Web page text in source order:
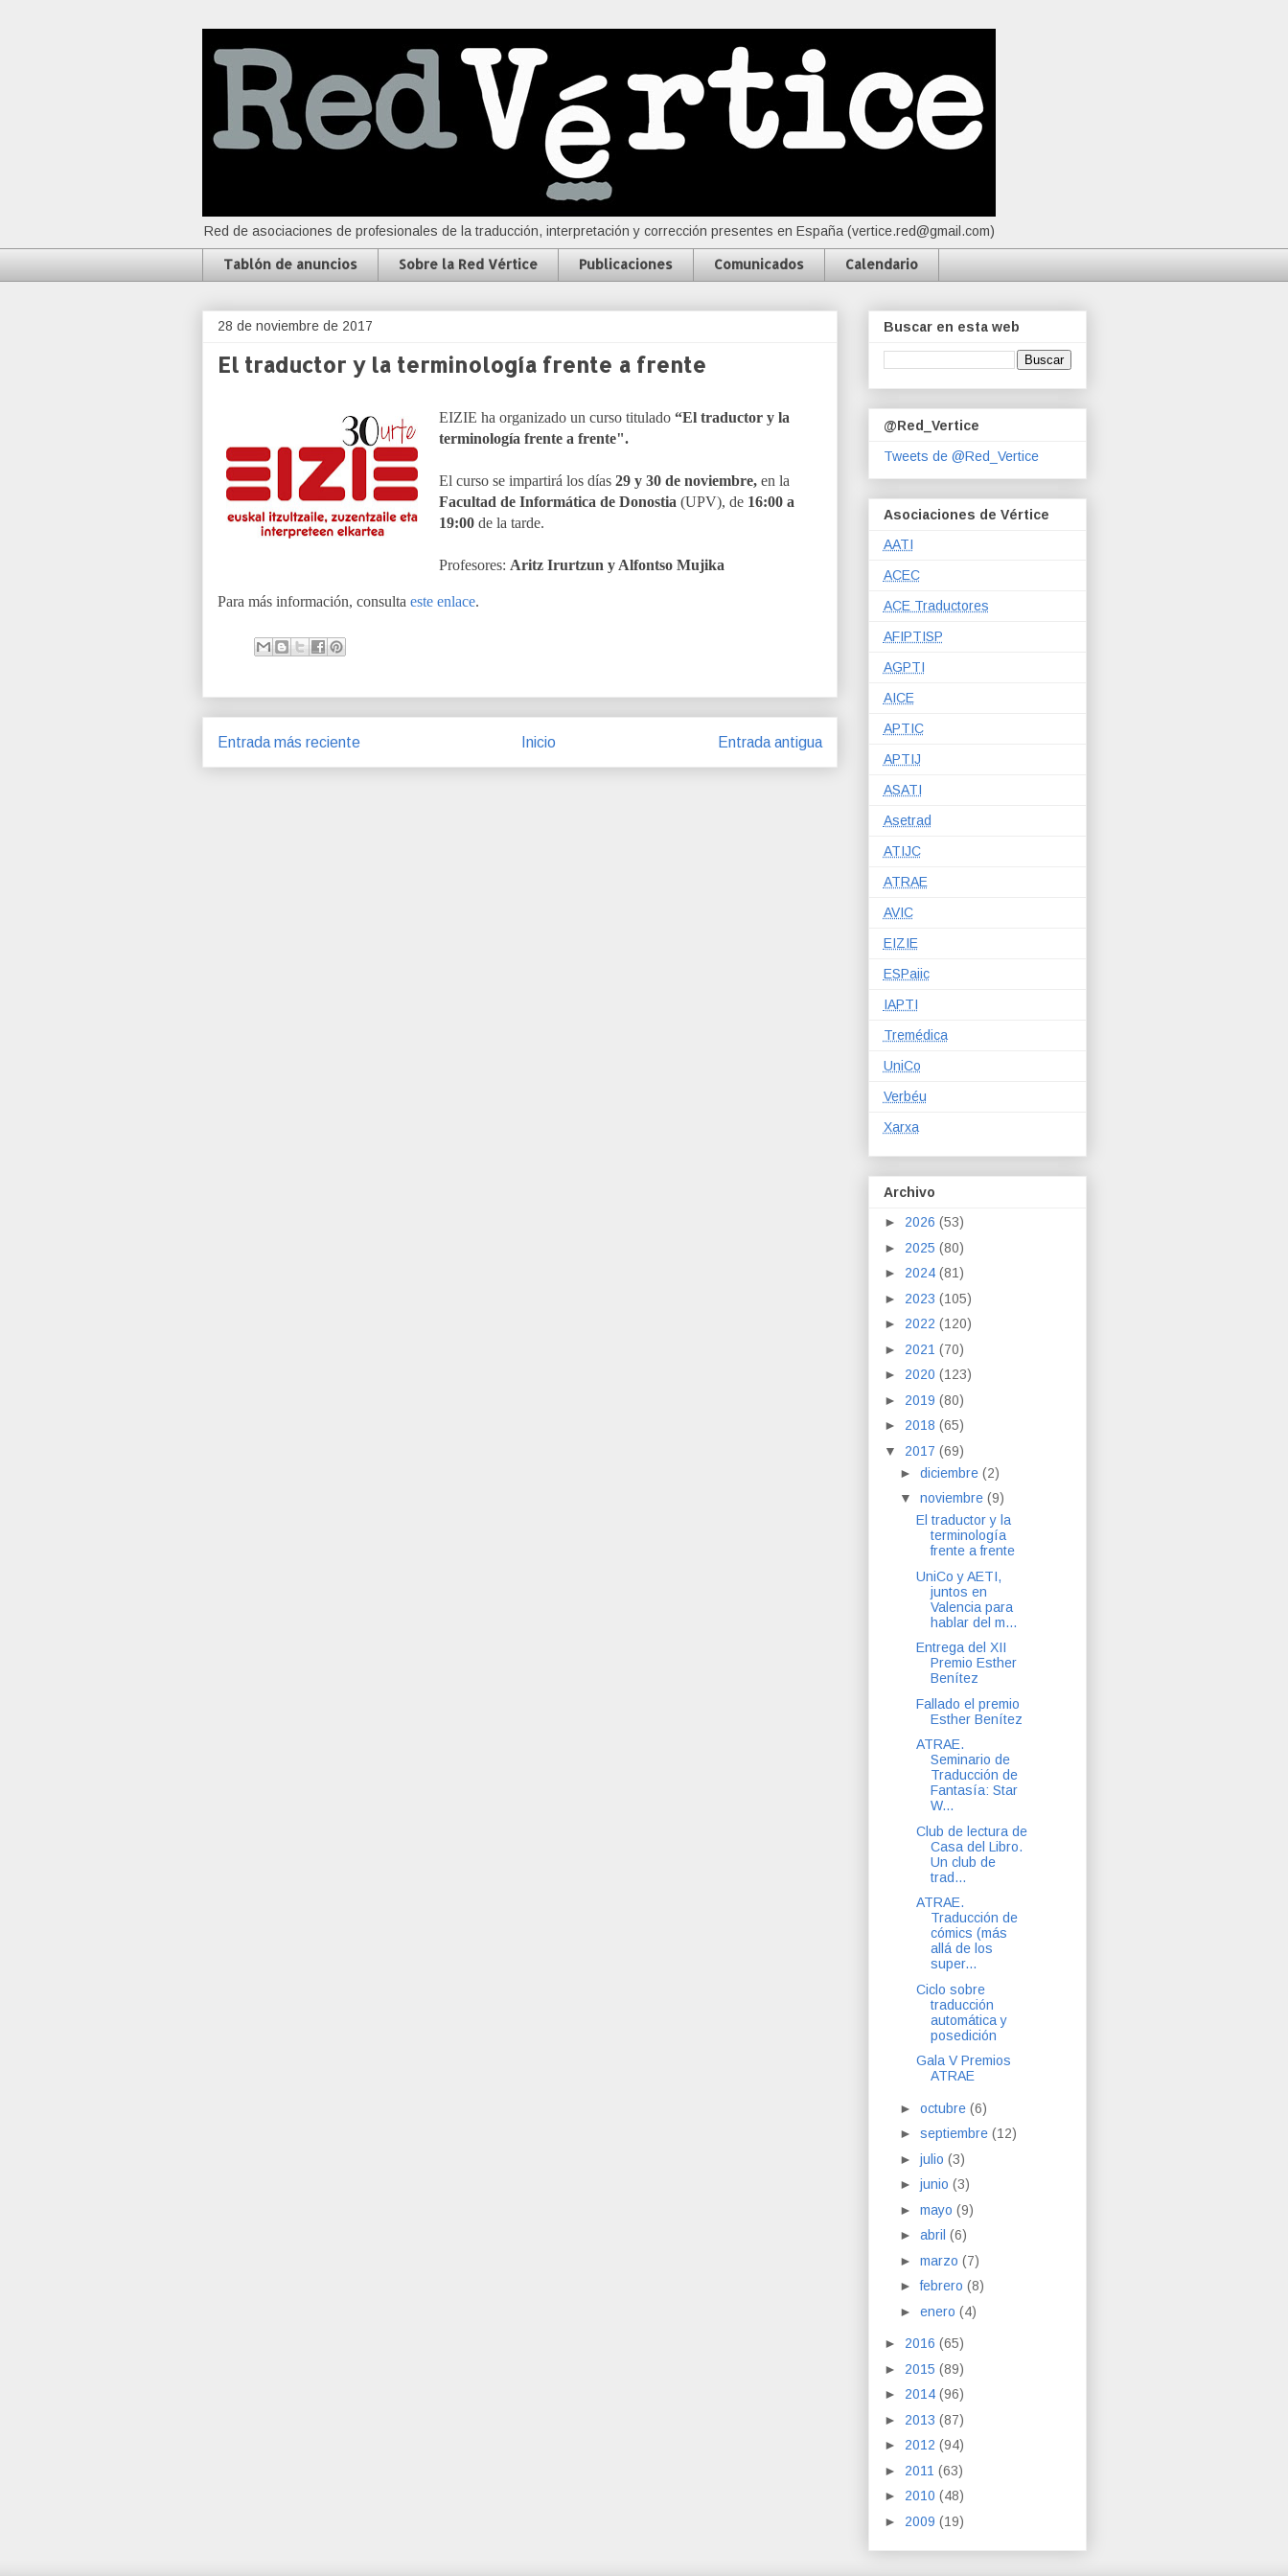
Red de asociaciones de profesionales de la traducción, interpretación y corrección presentes en España (vertice.red@gmail.com)
Tablón de anuncios Sobre la Red Vértice Publicaciones Comunicados Calendario
28 de noviembre de 2017
El traductor y la terminología frente a frente
EIZIE ha organizado un curso titulado“El traductor y la
terminología frente a frente".
El curso se impartirá los días29 y 30 de noviembre, en la
Facultad de Informática de Donostia (UPV), de16:00 a
19:00 de la tarde.
Profesores: Aritz Irurtzun y Alfontso Mujika
Para más información, consulta este enlace.
Entrada más reciente Entrada antigua
Inicio
Buscar en esta web
@Red_Vertice
Tweets de @Red_Vertice
Asociaciones de Vértice
AATI
ACEC
ACE Traductores
AFIPTISP
AGPTI
AICE
APTIC
APTIJ
ASATI
Asetrad
ATIJC
ATRAE
AVIC
EIZIE
ESPaiic
IAPTI
Tremédica
UniCo
Verbéu
Xarxa
Archivo
► 2026 (53)
► 2025 (80)
► 2024 (81)
► 2023 (105)
► 2022 (120)
► 2021 (70)
► 2020 (123)
► 2019 (80)
► 2018 (65)
▼ 2017 (69)
►diciembre(2)
▼noviembre(9)
El traductor y la
terminología
frente a frente
UniCo y AETI,
juntos en
Valencia para
hablar del m...
Entrega del XII
Premio Esther
Benítez
Fallado el premio
Esther Benítez
ATRAE.
Seminario de
Traducción de
Fantasía: Star
W...
Club de lectura de
Casa del Libro.
Un club de
trad...
ATRAE.
Traducción de
cómics (más
allá de los
super...
Ciclo sobre
traducción
automática y
posedición
Gala V Premios
ATRAE
►octubre(6)
►septiembre(12)
►julio(3)
►junio(3)
►mayo(9)
►abril(6)
►marzo(7)
►febrero(8)
►enero(4)
► 2016 (65)
► 2015 (89)
► 2014 (96)
► 2013 (87)
► 2012 (94)
► 2011 (63)
► 2010 (48)
► 2009 (19)